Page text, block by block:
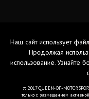
Наш сайт использует
Продолжая
использование. Узнайте
© 2017 QUEEN-OF-
только с размещением